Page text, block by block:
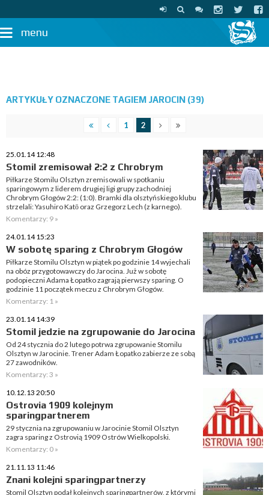
menu
ARTYKUŁY OZNACZONE TAGIEM JAROCIN (39)
1 2
25.01.14 12:48
Stomil zremisował 2:2 z Chrobrym
Piłkarze Stomilu Olsztyn zremisowali w spotkaniu
sparingowym z liderem drugiej ligi grupy zachodniej
Chrobrym Głogów 2:2: (1:0). Bramki dla olsztyńskiego klubu
strzelali: Yasuhiro Katō oraz Grzegorz Lech (z karnego).
Komentarzy: 9 »
24.01.14 15:23
W sobotę sparing z Chrobrym Głogów
Piłkarze Stomilu Olsztyn w piątek po godzinie 14 wyjechali
na obóz przygotowawczy do Jarocina. Już w sobotę
podopieczni Adama Łopatko zagrają pierwszy sparing. O
godzinie 11 początek meczu z Chrobrym Głogów.
Komentarzy: 1 »
23.01.14 14:39
Stomil jedzie na zgrupowanie do Jarocina
Od 24 stycznia do 2 lutego potrwa zgrupowanie Stomilu
Olsztyn w Jarocinie. Trener Adam Łopatko zabierze ze sobą
27 zawodników.
Komentarzy: 3 »
10.12.13 20:50
Ostrovia 1909 kolejnym
sparingpartnerem
29 stycznia na zgrupowaniu w Jarocinie Stomil Olsztyn
zagra sparing z Ostrovią 1909 Ostrów Wielkopolski.
Komentarzy: 0 »
21.11.13 11:46
Znani kolejni sparingpartnerzy
Stomil Olsztyn podał kolejnych sparingpartnerów, z którymi